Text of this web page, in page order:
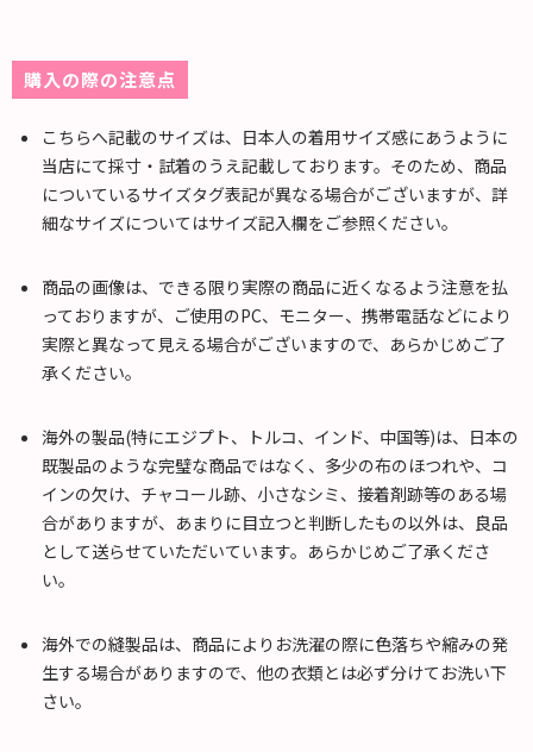
購入の際の注意点
こちらへ記載のサイズは、日本人の着用サイズ感にあうように
当店にて採寸・試着のうえ記載しております。そのため、商品
についているサイズタグ表記が異なる場合がございますが、詳
細なサイズについてはサイズ記入欄をご参照ください。
商品の画像は、できる限り実際の商品に近くなるよう注意を払
っておりますが、ご使用のPC、モニター、携帯電話などにより
実際と異なって見える場合がございますので、あらかじめご了
承ください。
海外の製品(特にエジプト、トルコ、インド、中国等)は、日本の
既製品のような完璧な商品ではなく、多少の布のほつれや、コ
インの欠け、チャコール跡、小さなシミ、接着剤跡等のある場
合がありますが、あまりに目立つと判断したもの以外は、良品
として送らせていただいています。あらかじめご了承くださ
い。
海外での縫製品は、商品によりお洗濯の際に色落ちや縮みの発
生する場合がありますので、他の衣類とは必ず分けてお洗い下
さい。